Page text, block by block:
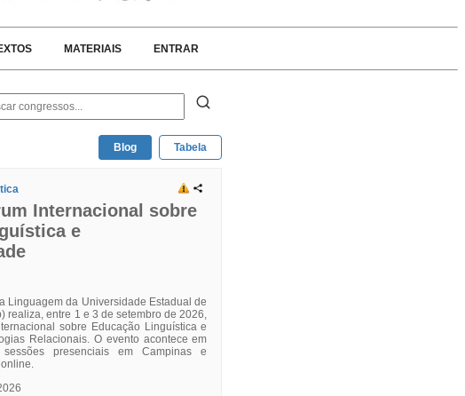
MATERIAIS ENTRAR
Blog Tabela
Internacional sobre
e
Linguagem da Universidade Estadual de
realiza, entre 1 e 3 de setembro de 2026,
sobre Educação Linguística e
Relacionais. O evento acontece em
presenciais em Campinas e